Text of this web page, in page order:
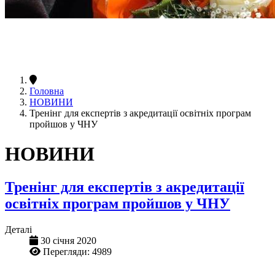
Головна
НОВИНИ
Тренінг для експертів з акредитації освітніх програм
пройшов у ЧНУ
НОВИНИ
Тренінг для експертів з акредитації
освітніх програм пройшов у ЧНУ
Деталі
30 січня 2020
Перегляди: 4989